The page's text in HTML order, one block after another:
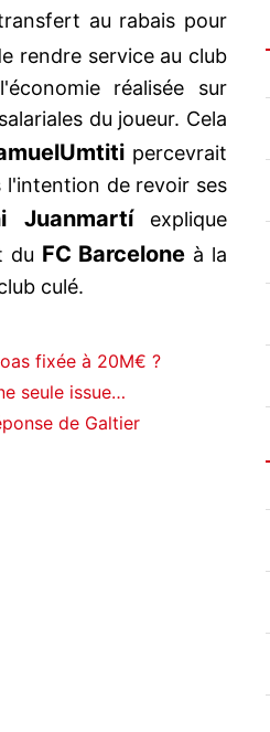
au rabais pour
rendre service au club
réalisée sur
du joueur. Cela
Umtitipercevrait
de revoir ses
Juanmartíexplique
du FC Barcelone à la
culé.
fixée à 20M€ ?
seule issue…
de Galtier